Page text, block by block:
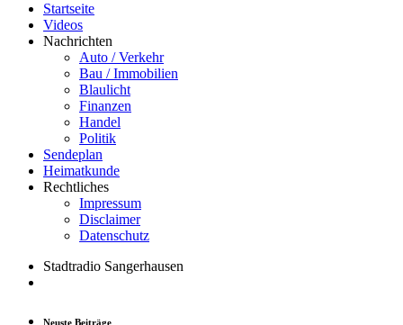
Startseite
Videos
Nachrichten
Auto / Verkehr
Bau / Immobilien
Blaulicht
Finanzen
Handel
Politik
Sendeplan
Heimatkunde
Rechtliches
Impressum
Disclaimer
Datenschutz
Stadtradio Sangerhausen
Neuste Beiträge